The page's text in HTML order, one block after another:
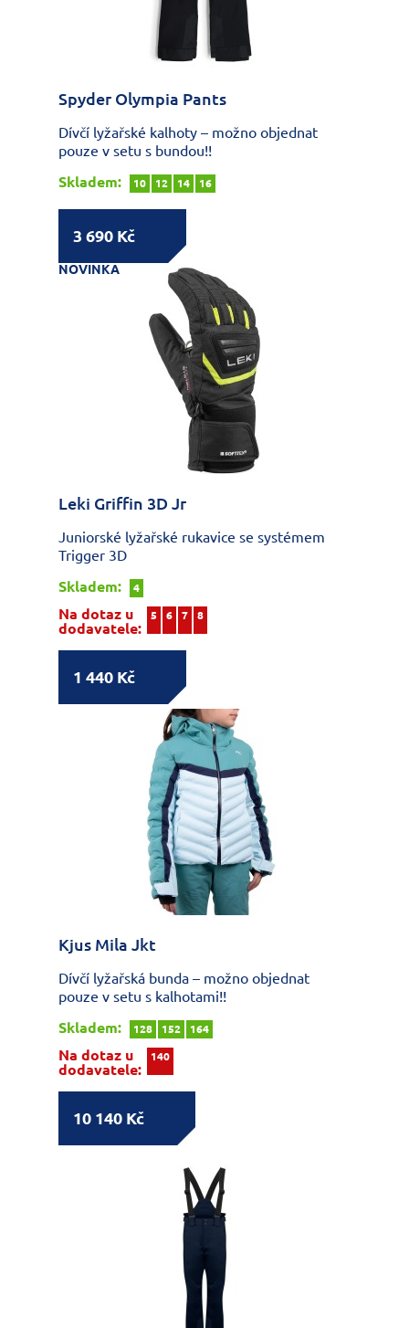
Spyder Olympia Pants
Dívčí lyžařské kalhoty – možno objednat
pouze v setu s bundou!!
Skladem:
10 12 14 16
3 690 Kč
NOVINKA
Leki Griffin 3D Jr
Juniorské lyžařské rukavice se systémem
Trigger 3D
Skladem:
4
Na dotaz u
dodavatele:
5 6 7 8
1 440 Kč
Kjus Mila Jkt
Dívčí lyžařská bunda – možno objednat
pouze v setu s kalhotami!!
Skladem:
128 152 164
Na dotaz u
dodavatele:
140
10 140 Kč